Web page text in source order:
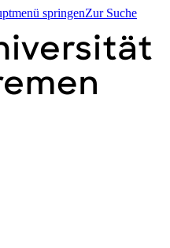
springenZur Suche